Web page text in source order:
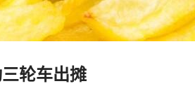
轮车出摊